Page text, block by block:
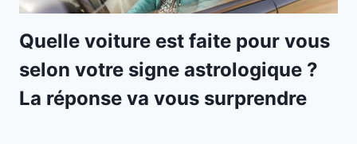
Quelle voiture est faite pour vous
selon votre signe astrologique ?
La réponse va vous surprendre